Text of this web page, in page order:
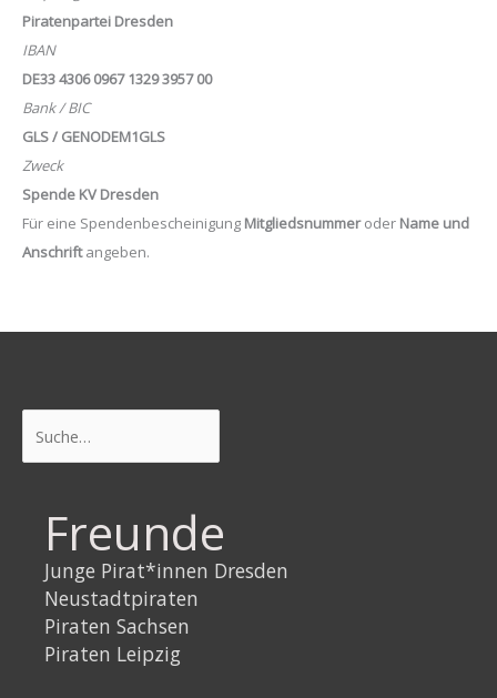
Piratenpartei Dresden
IBAN
DE33 4306 0967 1329 3957 00
Bank / BIC
GLS / GENODEM1GLS
Zweck
Spende KV Dresden
Für eine Spendenbescheinigung Mitgliedsnummeroder Name und
Anschriftangeben.
Freunde
Junge Pirat*innen Dresden
Neustadtpiraten
Piraten Sachsen
Piraten Leipzig